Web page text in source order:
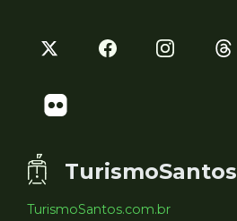
TurismoSantos
TurismoSantos.com.br